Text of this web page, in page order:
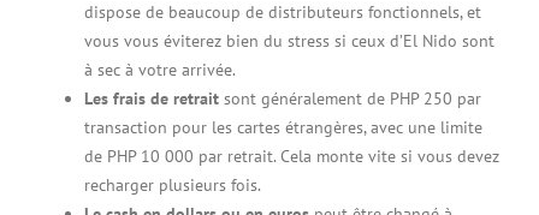
dispose de beaucoup de distributeurs fonctionnels, et
vous vous éviterez bien du stress si ceux d’El Nido sont
à sec à votre arrivée.
Les frais de retrait sont généralement de PHP 250 par
transaction pour les cartes étrangères, avec une limite
de PHP 10 000 par retrait. Cela monte vite si vous devez
recharger plusieurs fois.